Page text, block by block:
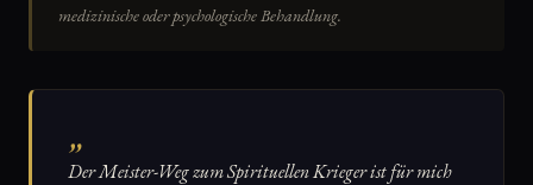
medizinische oder psychologische Behandlung.
„
Der Meister-Weg zum Spirituellen Krieger ist für mich